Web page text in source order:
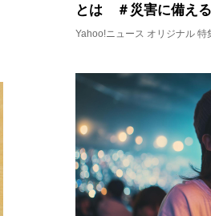
とは ＃災害に備える
Yahoo!ニュース オリジナル 特